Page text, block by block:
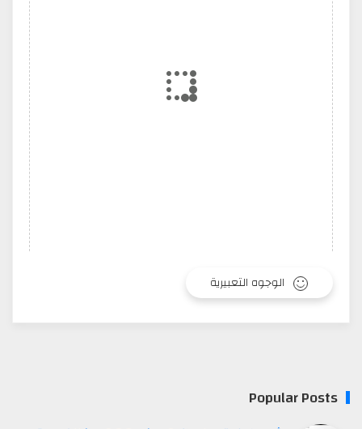
الوجوه التعبيرية
Popular Posts